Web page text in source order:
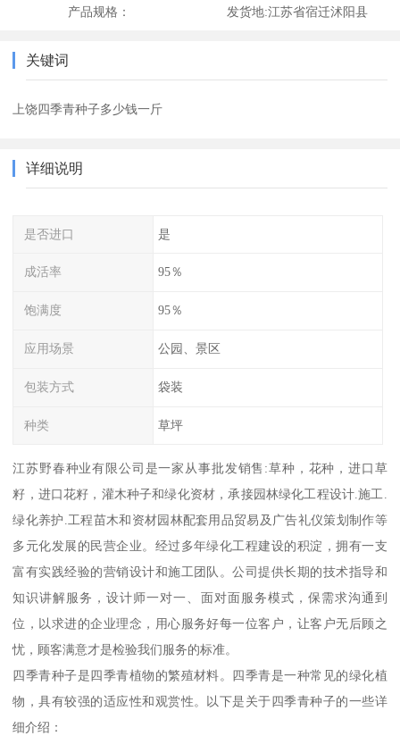
产品规格： 发货地:江苏省宿迁沭阳县
关键词
上饶四季青种子多少钱一斤
详细说明
是否进口 是
成活率 95％
饱满度 95％
应用场景 公园、景区
包装方式 袋装
种类 草坪
江苏野春种业有限公司是一家从事批发销售:草种，花种，进口草
籽，进口花籽，灌木种子和绿化资材，承接园林绿化工程设计.施工.
绿化养护.工程苗木和资材园林配套用品贸易及广告礼仪策划制作等
多元化发展的民营企业。经过多年绿化工程建设的积淀，拥有一支
富有实践经验的营销设计和施工团队。公司提供长期的技术指导和
知识讲解服务，设计师一对一、面对面服务模式，保需求沟通到
位，以求进的企业理念，用心服务好每一位客户，让客户无后顾之
忧，顾客满意才是检验我们服务的标准。
四季青种子是四季青植物的繁殖材料。四季青是一种常见的绿化植
物，具有较强的适应性和观赏性。以下是关于四季青种子的一些详
细介绍：